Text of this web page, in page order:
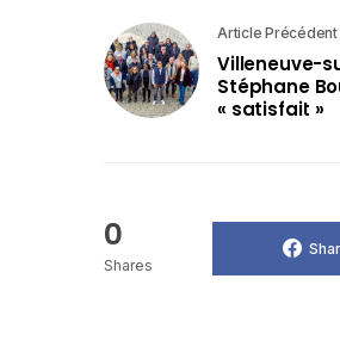
Article Précédent
Villeneuve-
Stéphane
« satisfait »
0
Shares